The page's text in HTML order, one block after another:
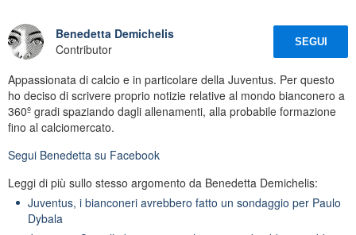
Benedetta Demichelis
Contributor
SEGUI
Appassionata di calcio e in particolare della Juventus. Per questo
ho deciso di scrivere proprio notizie relative al mondo bianconero a
360º gradi spaziando dagli allenamenti, alla probabile formazione
fino al calciomercato.
Segui Benedetta su Facebook
Leggi di più sullo stesso argomento da Benedetta Demichelis:
Juventus, i bianconeri avrebbero fatto un sondaggio per Paulo
Dybala